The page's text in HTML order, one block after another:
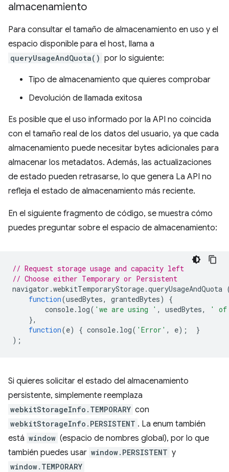
almacenamiento
Para consultar el tamaño de almacenamiento en uso y el
espacio disponible para el host, llama a
queryUsageAndQuota() por lo siguiente:
Tipo de almacenamiento que quieres comprobar
Devolución de llamada exitosa
Es posible que el uso informado por la API no coincida
con el tamaño real de los datos del usuario, ya que cada
almacenamiento puede necesitar bytes adicionales para
almacenar los metadatos. Además, las actualizaciones
de estado pueden retrasarse, lo que genera La API no
refleja el estado de almacenamiento más reciente.
En el siguiente fragmento de código, se muestra cómo
puedes preguntar sobre el espacio de almacenamiento:
// Request storage usage and capacity left
// Choose either Temporary or Persistent
navigator .webkitTemporaryStorage.queryUsageAndQuota
function(usedBytes, grantedBytes)
{
console. log( 'we are using ' , usedBytes,
'
},
function(e) { console. log( 'Error' , e);
}
);
Si quieres solicitar el estado del almacenamiento
persistente, simplemente reemplaza
webkitStorageInfo.TEMPORARY con
webkitStorageInfo.PERSISTENT . La enum también
está window (espacio de nombres global), por lo que
también puedes usar window.PERSISTENT y
window.TEMPORARY